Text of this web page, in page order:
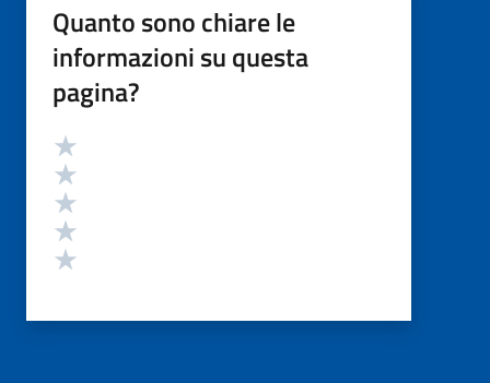
Quanto sono chiare le
informazioni su questa
pagina?
Valutazione